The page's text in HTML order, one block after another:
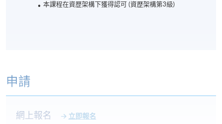
本課程在資歴架構下獲得認可 (資歴架構第3級)
申請
網上報名 立即報名